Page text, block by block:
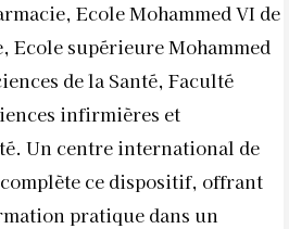
Ecole Mohammed VI de
Ecole supérieure Mohammed
de la Santé, Faculté
infirmières et
Un centre international de
ce dispositif, offrant
pratique dans un